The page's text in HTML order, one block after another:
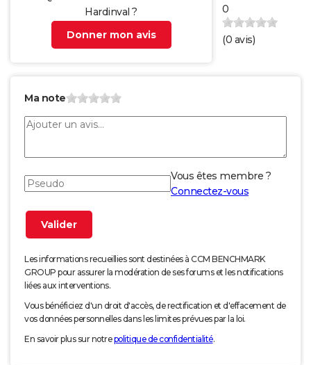
Hardinval ?
Donner mon avis
0
(0 avis)
Ma note
Vous êtes membre ?
Connectez-vous
Les informations recueillies sont destinées à CCM BENCHMARK
GROUP pour assurer la modération de ses forums et les notifications
liées aux interventions.
Vous bénéficiez d'un droit d'accès, de rectification et d'effacement de
vos données personnelles dans les limites prévues par la loi.
En savoir plus sur notrepolitique de confidentialité.